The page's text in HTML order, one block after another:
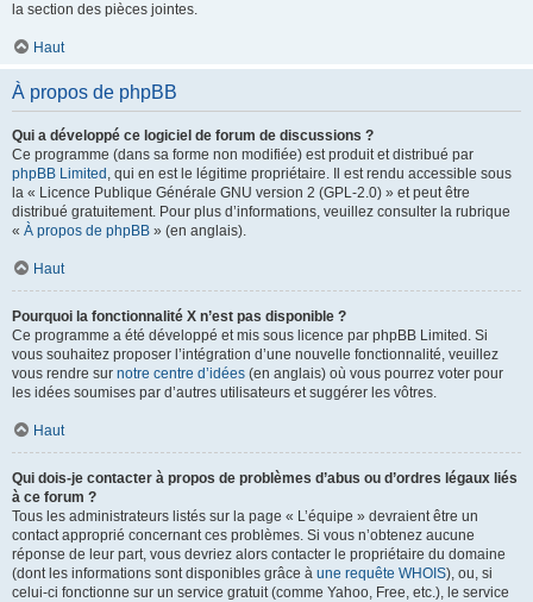
la section des pièces jointes.
Haut
À propos de phpBB
Qui a développé ce logiciel de forum de discussions ?
Ce programme (dans sa forme non modifiée) est produit et distribué par
phpBB Limited , qui en est le légitime propriétaire. Il est rendu accessible sous
la « Licence Publique Générale GNU version 2 (GPL-2.0) » et peut être
distribué gratuitement. Pour plus d’informations, veuillez consulter la rubrique
« À propos de phpBB » (en anglais).
Haut
Pourquoi la fonctionnalité X n’est pas disponible ?
Ce programme a été développé et mis sous licence par phpBB Limited. Si
vous souhaitez proposer l’intégration d’une nouvelle fonctionnalité, veuillez
vous rendre sur notre centre d’idées (en anglais) où vous pourrez voter pour
les idées soumises par d’autres utilisateurs et suggérer les vôtres.
Haut
Qui dois-je contacter à propos de problèmes d’abus ou d’ordres légaux liés
à ce forum ?
Tous les administrateurs listés sur la page « L’équipe » devraient être un
contact approprié concernant ces problèmes. Si vous n’obtenez aucune
réponse de leur part, vous devriez alors contacter le propriétaire du domaine
(dont les informations sont disponibles grâce à une requête WHOIS), ou, si
celui-ci fonctionne sur un service gratuit (comme Yahoo, Free, etc.), le service